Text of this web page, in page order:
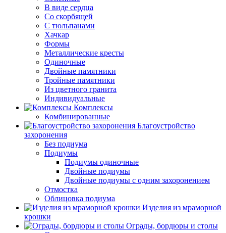
В виде сердца
Со скорбящей
С тюльпанами
Хачкар
Формы
Металлические кресты
Одиночные
Двойные памятники
Тройные памятники
Из цветного гранита
Индивидуальные
Комплексы
Комбинированные
Благоустройство
захоронения
Без подиума
Подиумы
Подиумы одиночные
Двойные подиумы
Двойные подиумы с одним захоронением
Отмостка
Облицовка подиума
Изделия из мраморной
крошки
Ограды, бордюры и столы